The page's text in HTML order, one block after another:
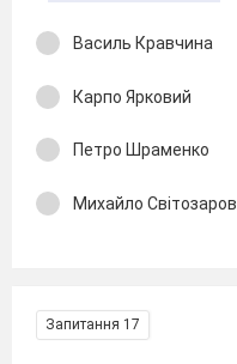
Василь Кравчина
Карпо Ярковий
Петро Шраменко
Михайло Світозаров
Запитання 17